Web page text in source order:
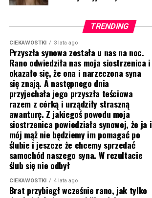
TRENDING
CIEKAWOSTKI 3 lata ago
Przyszła synowa została u nas na noc.
Rano odwiedziła nas moja siostrzenica i
okazało się, że ona i narzeczona syna
się znają. A następnego dnia
przyjechała jego przyszła teściowa
razem z córką i urządziły straszną
awanturę. Z jakiegoś powodu moja
siostrzenica powiedziała synowej, że ja i
mój mąż nie będziemy im pomagać po
ślubie i jeszcze że chcemy sprzedać
samochód naszego syna. W rezultacie
ślub się nie odbył
CIEKAWOSTKI 4 lata ago
Brat przybiegł wcześnie rano, jak tylko